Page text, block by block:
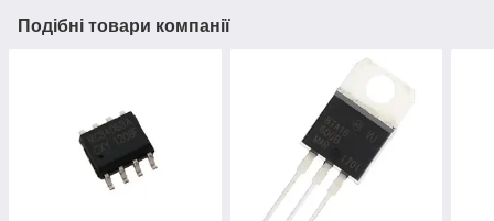
Подібні товари компанії